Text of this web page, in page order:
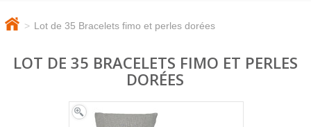
DESTOCKAGE
COLLIERS - LOTS EN DESTOCKAGE
BRACELETS FANTAISIE EN LOT
> Lot de 35 Bracelets fimo et perles dorées
LOT DE 35 BRACELETS FIMO ET PERLES
DORÉES